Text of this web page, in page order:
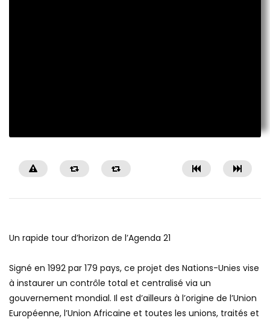
Un rapide tour d’horizon de l’Agenda 21
Signé en 1992 par 179 pays, ce projet des Nations-Unies vise
à instaurer un contrôle total et centralisé via un
gouvernement mondial. Il est d’ailleurs à l’origine de l’Union
Européenne, l’Union Africaine et toutes les unions, traités et